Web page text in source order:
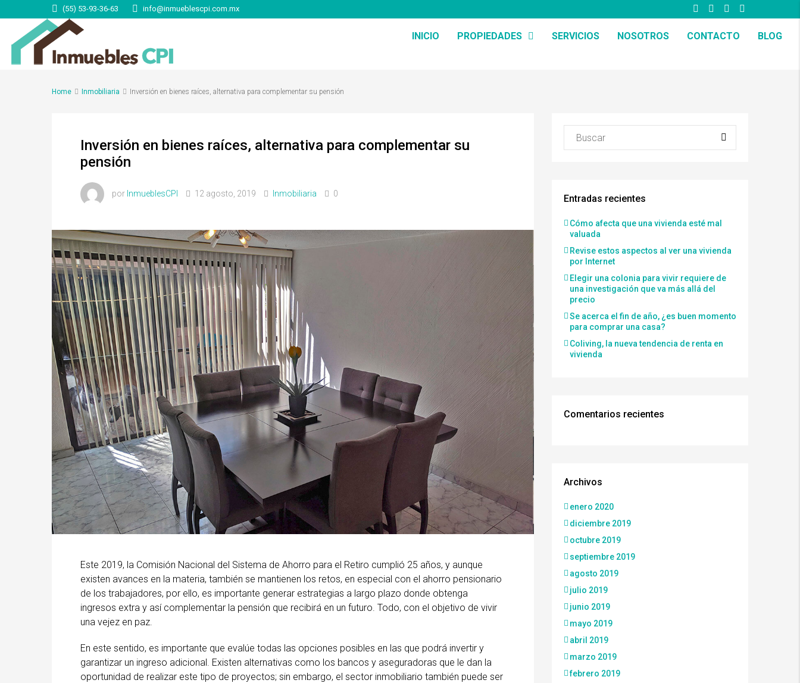
(55) 53-93-36-63 info@inmueblescpi.com.mx
INICIO PROPIEDADES SERVICIOS NOSOTROS CONTACTO BLOG
Home Inmobiliaria Inversión en bienes raíces, alternativa para complementar su pensión
Inversión en bienes raíces, alternativa para complementar su
pensión
por InmueblesCPI 12 agosto, 2019 Inmobiliaria 0
Este 2019, la Comisión Nacional del Sistema de Ahorro para el Retiro cumplió 25 años, y aunque
existen avances en la materia, también se mantienen los retos, en especial con el ahorro pensionario
de los trabajadores, por ello, es importante generar estrategias a largo plazo donde obtenga
ingresos extra y así complementar la pensión que recibirá en un futuro. Todo, con el objetivo de vivir
una vejez en paz.
En este sentido, es importante que evalúe todas las opciones posibles en las que podrá invertir y
garantizar un ingreso adicional. Existen alternativas como los bancos y aseguradoras que le dan la
oportunidad de realizar este tipo de proyectos; sin embargo, el sector inmobiliario también puede ser
Entradas recientes
Cómo afecta que una vivienda esté mal
valuada
Revise estos aspectos al ver una vivienda
por Internet
Elegir una colonia para vivir requiere de
una investigación que va más allá del
precio
Se acerca el fin de año, ¿es buen momento
para comprar una casa?
Coliving, la nueva tendencia de renta en
vivienda
Comentarios recientes
Archivos
enero 2020
diciembre 2019
octubre 2019
septiembre 2019
agosto 2019
julio 2019
junio 2019
mayo 2019
abril 2019
marzo 2019
febrero 2019